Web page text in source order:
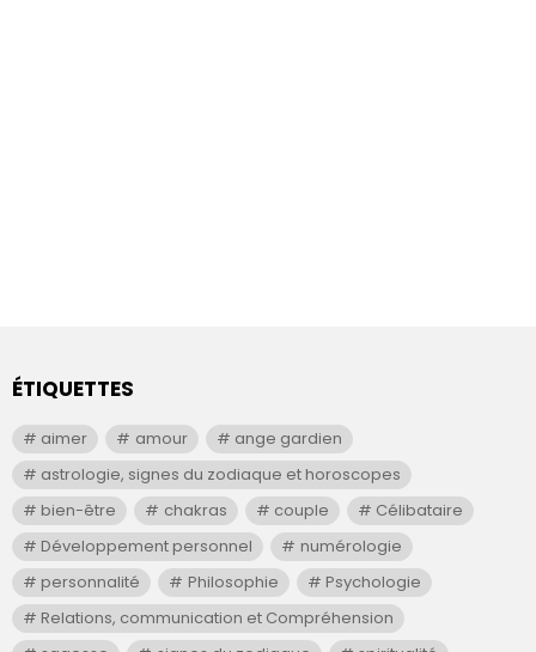
ÉTIQUETTES
aimer amour
ange gardien
astrologie, signes du zodiaque et horoscopes
bien-être
chakras couple
Célibataire
Développement personnel
numérologie
personnalité
Philosophie
Psychologie
Relations, communication et Compréhension